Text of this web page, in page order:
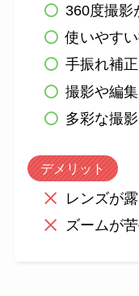
360度撮影
使いやす
手振れ補
撮影や編
多彩な撮
デメリット
レンズが
ズームが